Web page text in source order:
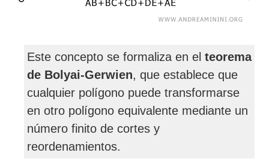
Este concepto se formaliza en el teorema
de Bolyai-Gerwien, que establece que
cualquier polígono puede transformarse
en otro polígono equivalente mediante un
número finito de cortes y
reordenamientos.